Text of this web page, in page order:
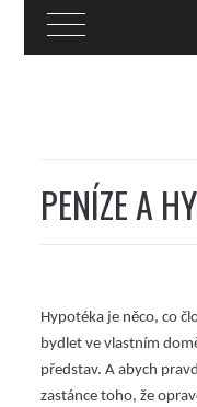
PENÍZE A
Hypotéka je něco, co
bydlet ve vlastním
představ. A abych
zastánce toho, že